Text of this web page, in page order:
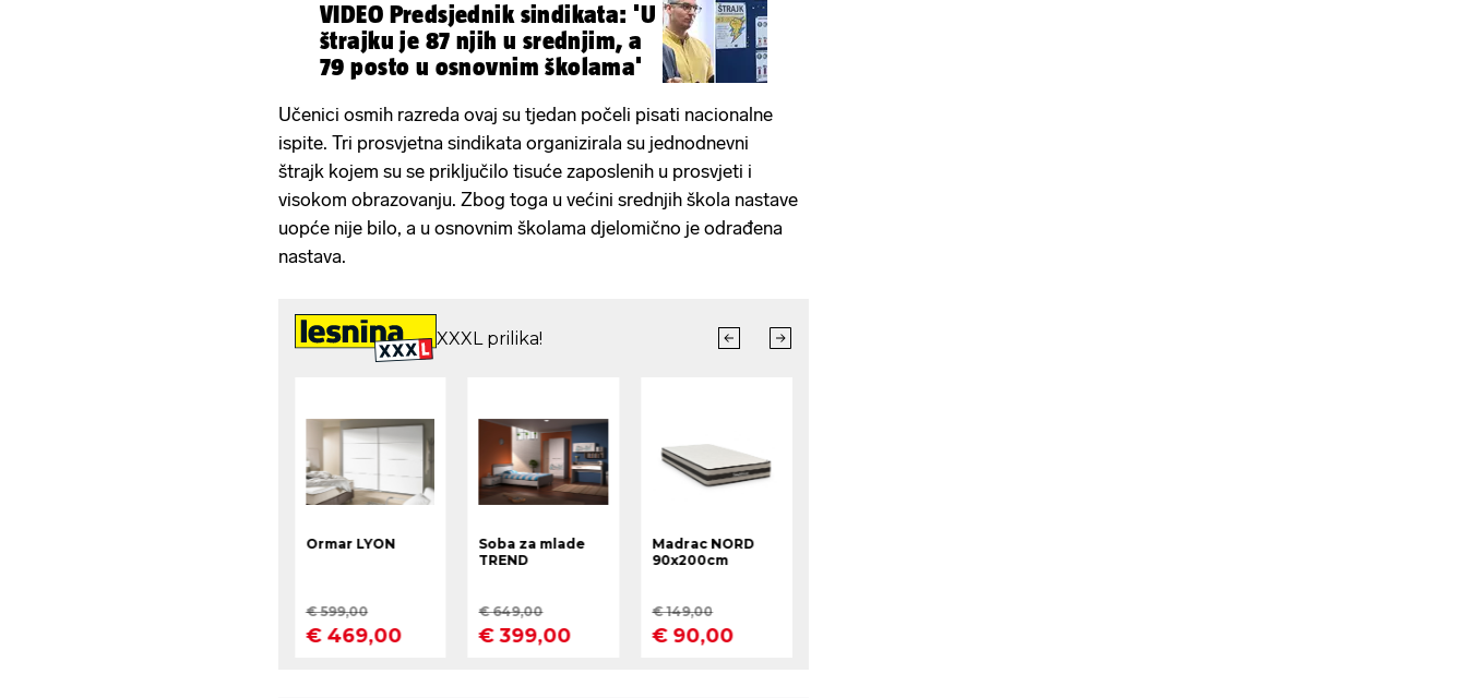
VIDEO Predsjednik sindikata: 'U
štrajku je 87 njih u srednjim, a
79 posto u osnovnim školama'
Učenici osmih razreda ovaj su tjedan počeli pisati nacionalne
ispite. Tri prosvjetna sindikata organizirala su jednodnevni
štrajk kojem su se priključilo tisuće zaposlenih u prosvjeti i
visokom obrazovanju. Zbog toga u većini srednjih škola nastave
uopće nije bilo, a u osnovnim školama djelomično je odrađena
nastava.